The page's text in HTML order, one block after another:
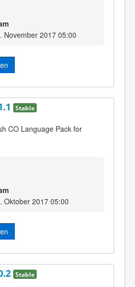
November 2017 05:00
Stable
CO Language Pack for
Oktober 2017 05:00
Stable